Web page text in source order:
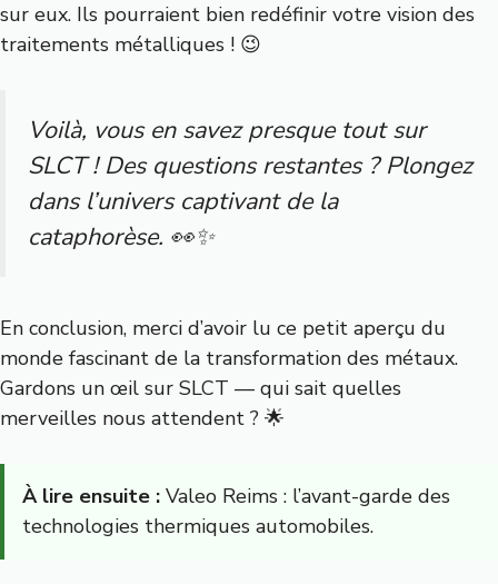
sur eux. Ils pourraient bien redéfinir votre vision des
traitements métalliques ! 😉
Voilà, vous en savez presque tout sur
SLCT ! Des questions restantes ? Plongez
dans l’univers captivant de la
cataphorèse. 👀✨
En conclusion, merci d’avoir lu ce petit aperçu du
monde fascinant de la transformation des métaux.
Gardons un œil sur SLCT — qui sait quelles
merveilles nous attendent ? 🌟
À lire ensuite : Valeo Reims : l’avant-garde des
technologies thermiques automobiles.